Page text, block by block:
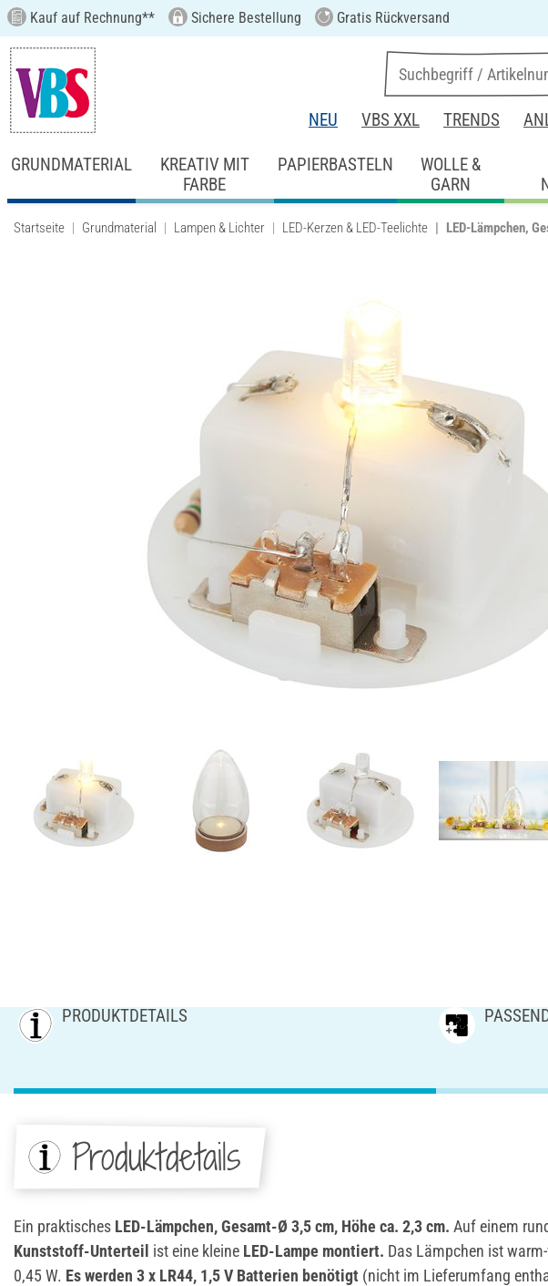
Kauf auf Rechnung** Sichere Bestellung Gratis Rückversand
NEU VBS XXL TRENDS
GRUNDMATERIAL
KREATIV MIT
FARBE
PAPIERBASTELN
WOLLE &
GARN
Startseite Grundmaterial Lampen & Lichter LED-Kerzen & LED-Teelichte LED-Lämpchen,
PRODUKTDETAILS
Produktdetails
Ein praktisches LED-Lämpchen,Gesamt-Ø 3,5cm, Höhe ca. 2,3 cm. Auf einem
Kunststoff-Unterteil ist eine kleine LED-Lampe montiert. Das Lämpchen ist
0,45 W. Es werden 3 x LR44, 1,5 V Batterien benötigt (nicht im Lieferumfang